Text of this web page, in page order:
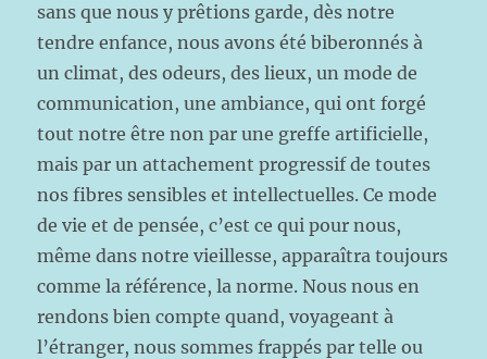
sans que nous y prêtions garde, dès notre
tendre enfance, nous avons été biberonnés à
un climat, des odeurs, des lieux, un mode de
communication, une ambiance, qui ont forgé
tout notre être non par une greffe artificielle,
mais par un attachement progressif de toutes
nos fibres sensibles et intellectuelles. Ce mode
de vie et de pensée, c’est ce qui pour nous,
même dans notre vieillesse, apparaîtra toujours
comme la référence, la norme. Nous nous en
rendons bien compte quand, voyageant à
l’étranger, nous sommes frappés par telle ou